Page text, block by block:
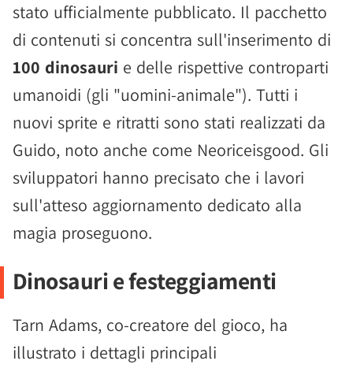
stato ufficialmente pubblicato. Il pacchetto
di contenuti si concentra sull'inserimento di
100 dinosauri e delle rispettive controparti
umanoidi (gli "uomini-animale"). Tutti i
nuovi sprite e ritratti sono stati realizzati da
Guido, noto anche come Neoriceisgood. Gli
sviluppatori hanno precisato che i lavori
sull'atteso aggiornamento dedicato alla
magia proseguono.
Dinosauri e festeggiamenti
Tarn Adams, co-creatore del gioco, ha
illustrato i dettagli principali